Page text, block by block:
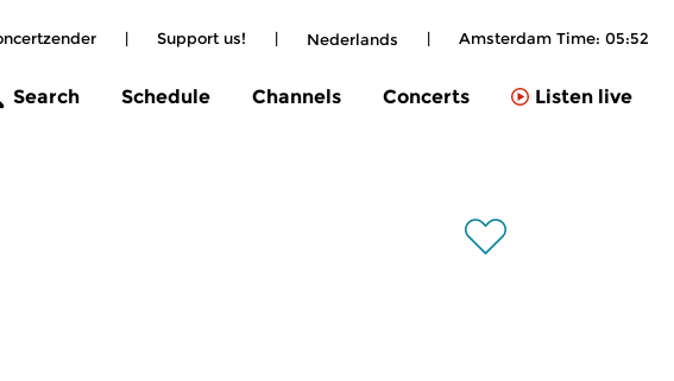
| Support us! | Nederlands | Amsterdam Time: 05:52
Search Schedule Channels Concerts Listen live